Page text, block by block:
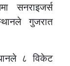
सनराइजर्स
गुजरात
८ विकेट